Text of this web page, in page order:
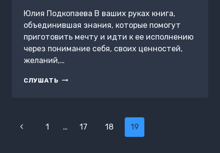
Юлия Подкопаева В ваших руках книга,
объединившая знания, которые помогут
приготовить мечту и идти к ее исполнению
через понимание себя, своих ценностей,
желаний,…
СЛУШАТЬ КАРТА
ПРИГОТОВИТЬ
Навигация
Предыдущая
1 … 17 18 19